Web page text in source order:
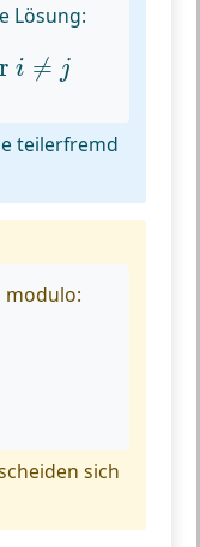
Lösung:
r i ≠ j
i j
teilerfremd
modulo:
sich